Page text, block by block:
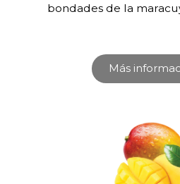
bondades de la
Más